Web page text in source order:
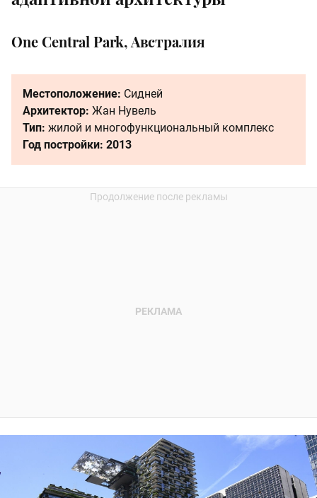
One Central Park, Австралия
Местоположение: Сидней
Архитектор: Жан Нувель
Тип: жилой и многофункциональный комплекс
Год постройки: 2013